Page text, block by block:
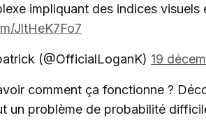
impliquant des indices
JltHeK7Fo7
(@OfficialLoganK) 19
comment ça fonctionne ?
un problème de probabilité